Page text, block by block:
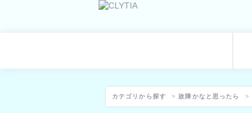
カテゴリから探す >故障かなと思ったら >